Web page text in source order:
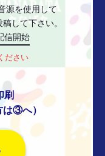
源を使用して
して下さい。
開始
ださい
刷
は③へ）